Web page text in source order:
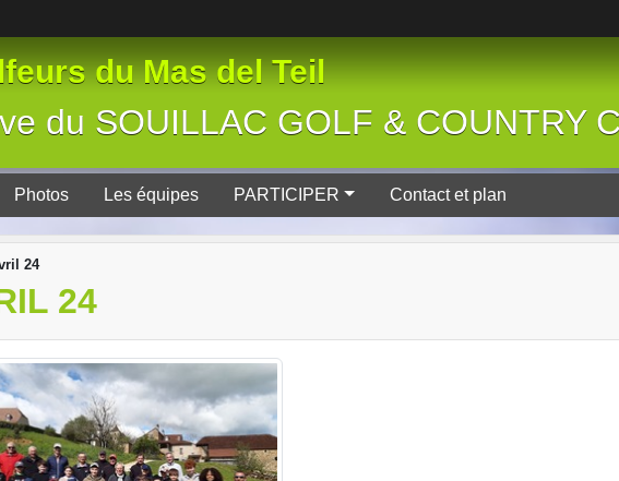
du Mas del Teil
du SOUILLAC GOLF & COUNTRY
Photos Les équipes PARTICIPER Contact et plan
24
24